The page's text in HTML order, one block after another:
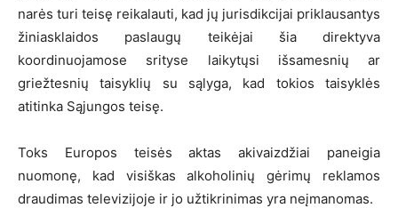
narės turi teisę reikalauti, kad jų jurisdikcijai priklausantys
žiniasklaidos paslaugų teikėjai šia direktyva
koordinuojamose srityse laikytųsi išsamesnių ar
griežtesnių taisyklių su sąlyga, kad tokios taisyklės
atitinka Sąjungos teisę.
Toks Europos teisės aktas akivaizdžiai paneigia
nuomonę, kad visiškas alkoholinių gėrimų reklamos
draudimas televizijoje ir jo užtikrinimas yra neįmanomas.